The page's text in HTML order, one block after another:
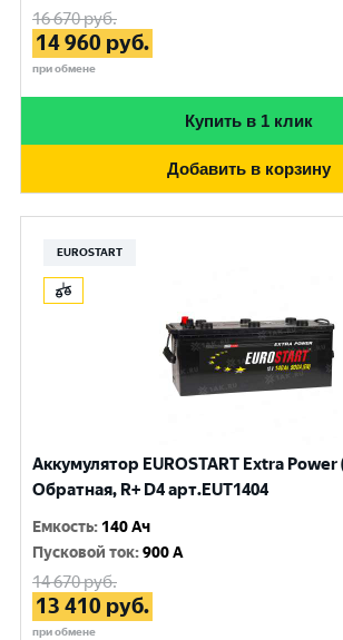
16 670руб.
14 960 руб.
при обмене
Купить в 1 клик
Добавить в корзину
EUROSTART
Аккумулятор EUROSTART Extra Power
Обратная, R+ D4 арт.EUT1404
Емкость: 140 Ач
Пусковой ток:900 A
14 670руб.
13 410 руб.
при обмене